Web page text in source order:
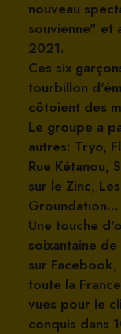
nouveau
souvienne" et
2021.
Ces six
tourbillon
côtoient des
Le groupe a
autres: Tryo,
Rue Kétanou,
sur le Zinc,
Groundation…
Une touche
soixantaine
sur
toute la
vues pour le
conquis dans